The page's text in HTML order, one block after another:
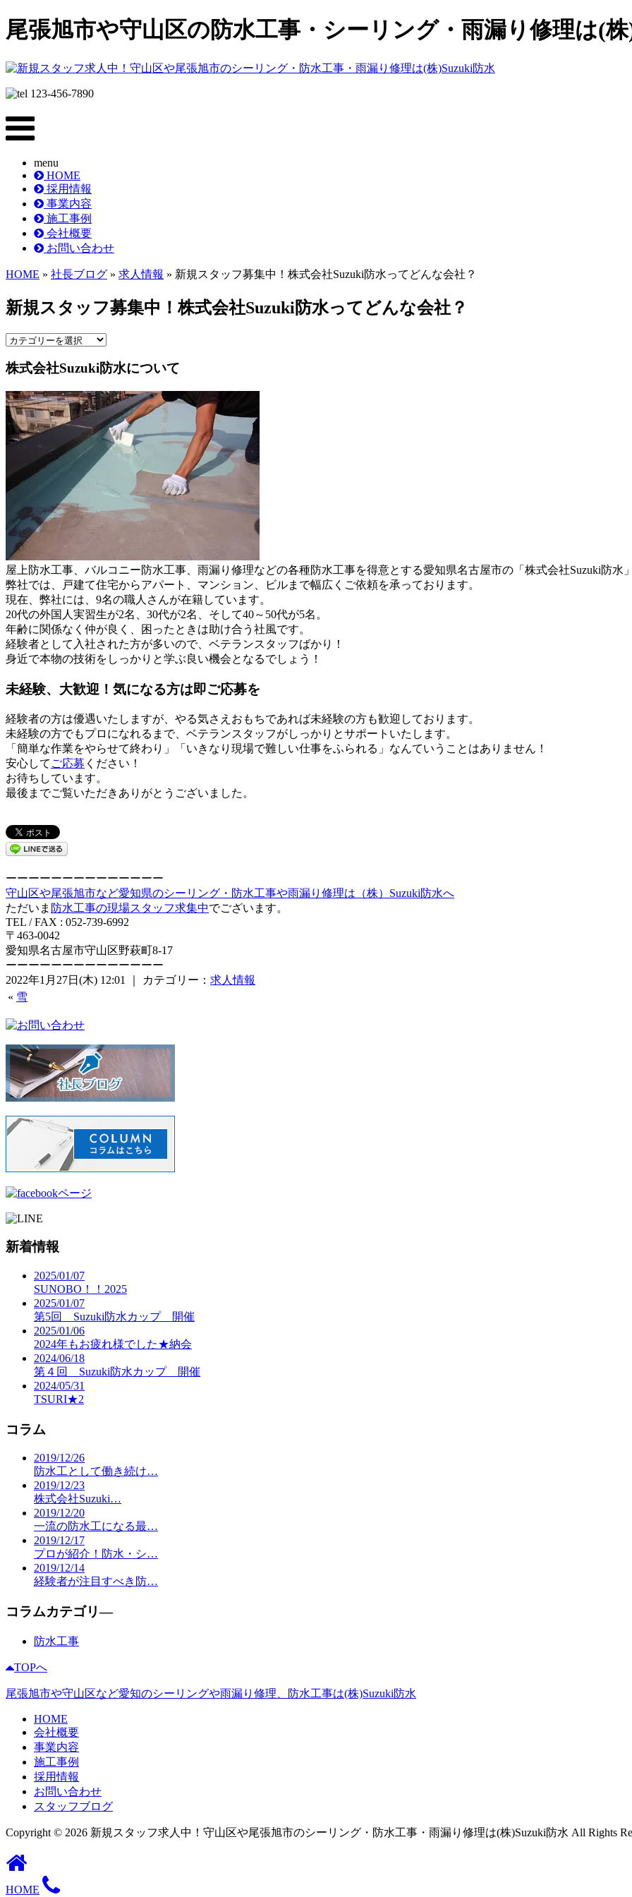
尾張旭市や守山区の防水工事・シーリング・雨漏り修理は(
menu
HOME
採用情報
事業内容
施工事例
会社概要
お問い合わせ
HOME » 社長ブログ » 求人情報 » 新規スタッフ募集中！株式会社Suzuki防水ってどんな会社？
新規スタッフ募集中！株式会社Suzuki防水ってどんな会社？
株式会社Suzuki防水について
屋上防水工事、バルコニー防水工事、雨漏り修理などの各種防水工事を得意とする愛知県名古屋市の「株式会社Suzuki防水」
弊社では、戸建て住宅からアパート、マンション、ビルまで幅広くご依頼を承っております。
現在、弊社には、9名の職人さんが在籍しています。
20代の外国人実習生が2名、30代が2名、そして40～50代が5名。
年齢に関係なく仲が良く、困ったときは助け合う社風です。
経験者として入社された方が多いので、ベテランスタッフばかり！
身近で本物の技術をしっかりと学ぶ良い機会となるでしょう！
未経験、大歓迎！気になる方は即ご応募を
経験者の方は優遇いたしますが、やる気さえおもちであれば未経験の方も歓迎しております。
未経験の方でもプロになれるまで、ベテランスタッフがしっかりとサポートいたします。
「簡単な作業をやらせて終わり」「いきなり現場で難しい仕事をふられる」なんていうことはありません！
安心して ご応募 ください！
お待ちしています。
最後までご覧いただきありがとうございました。
ーーーーーーーーーーーーーー
守山区や尾張旭市など愛知県のシーリング・防水工事や雨漏り修理は（株）Suzuki防水へ
ただいま 防水工事の現場スタッフ求集中でございます。
TEL / FAX : 052-739-6992
〒463-0042
愛知県名古屋市守山区野萩町8-17
ーーーーーーーーーーーーーー
2022年1月27日(木) 12:01 ｜ カテゴリー： 求人情報
« 雪
新着情報
2025/01/07
SUNOBO！！2025
2025/01/07
第5回 Suzuki防水カップ 開催
2025/01/06
2024年もお疲れ様でした★納会
2024/06/18
第４回 Suzuki防水カップ 開催
2024/05/31
TSURI★2
コラム
2019/12/26
防水工として働き続け…
2019/12/23
株式会社Suzuki…
2019/12/20
一流の防水工になる最…
2019/12/17
プロが紹介！防水・シ…
2019/12/14
経験者が注目すべき防…
コラムカテゴリ―
防水工事
TOPへ
尾張旭市や守山区など愛知のシーリングや雨漏り修理、防水工事は(株)Suzuki防水
HOME
会社概要
事業内容
施工事例
採用情報
お問い合わせ
スタッフブログ
Copyright © 2026 新規スタッフ求人中！守山区や尾張旭市のシーリング・防水工事・雨漏り修理は(株)Suzuki防水 All Rights
HOME